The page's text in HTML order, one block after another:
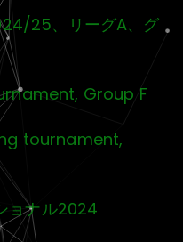
25、リーグA、グ
Group F
tournament,
ョナル2024